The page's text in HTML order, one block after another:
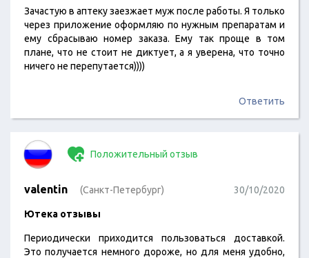
Зачастую в аптеку заезжает муж после работы. Я только
через приложение оформляю по нужным препаратам и
ему сбрасываю номер заказа. Ему так проще в том
плане, что не стоит не диктует, а я уверена, что точно
ничего не перепутается))))
Ответить
Положительный отзыв
valentin (Санкт-Петербург) 30/10/2020
Ютека отзывы
Периодически приходится пользоваться доставкой.
Это получается немного дороже, но для меня удобно,